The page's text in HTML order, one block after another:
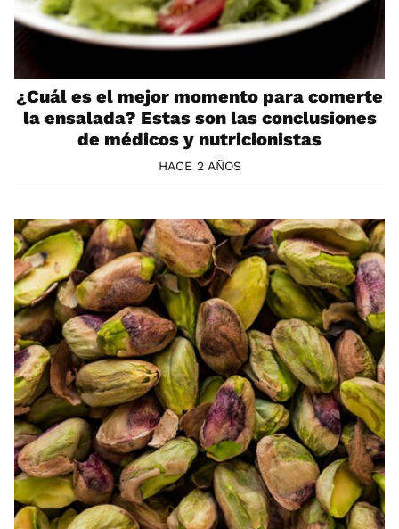
¿Cuál es el mejor momento para comerte
la ensalada? Estas son las conclusiones
de médicos y nutricionistas
HACE 2 AÑOS